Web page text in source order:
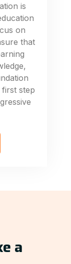
is
on
that
step
a